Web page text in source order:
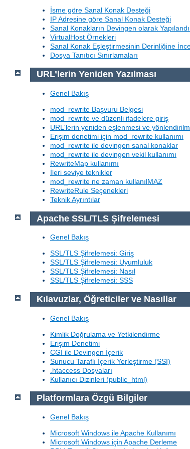
İsme göre Sanal Konak Desteği
IP Adresine göre Sanal Konak Desteği
Sanal Konakların Devingen olarak
VirtualHost Örnekleri
Sanal Konak Eşleştirmesinin Derinliğine
Dosya Tanıtıcı Sınırlamaları
URL’lerin Yeniden Yazılması
Genel Bakış
mod_rewrite Başvuru Belgesi
mod_rewrite ve düzenli ifadelere giriş
URL'lerin yeniden eşlenmesi ve
Erişim denetimi için mod_rewrite kullanımı
mod_rewrite ile devingen sanal konaklar
mod_rewrite ile devingen vekil kullanımı
RewriteMap kullanımı
İleri seviye teknikler
mod_rewrite ne zaman kullanılMAZ
RewriteRule Seçenekleri
Teknik Ayrıntılar
Apache SSL/TLS Şifrelemesi
Genel Bakış
SSL/TLS Şifrelemesi: Giriş
SSL/TLS Şifrelemesi: Uyumluluk
SSL/TLS Şifrelemesi: Nasıl
SSL/TLS Şifrelemesi: SSS
Kılavuzlar, Öğreticiler ve Nasıllar
Genel Bakış
Kimlik Doğrulama ve Yetkilendirme
Erişim Denetimi
CGI ile Devingen İçerik
Sunucu Taraflı İçerik Yerleştirme (SSI)
.htaccess Dosyaları
Kullanıcı Dizinleri (public_html)
Platformlara Özgü Bilgiler
Genel Bakış
Microsoft Windows ile Apache Kullanımı
Microsoft Windows için Apache Derleme